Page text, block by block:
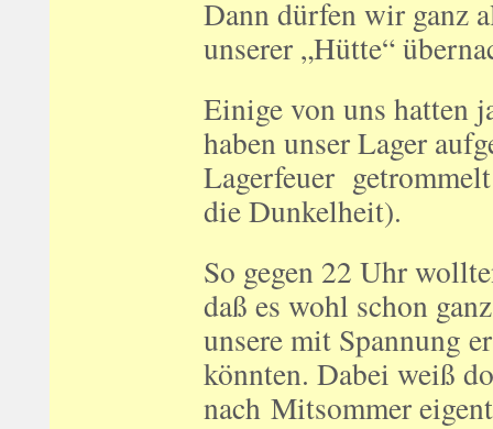
Dann dürfen wir ganz
unserer „Hütte“
Einige von uns hatten
haben unser Lager
Lagerfeuer
die Dunkelheit).
So gegen 22 Uhr
daß es wohl schon
unsere mit Spannung
könnten. Dabei weiß
nach Mitsommer